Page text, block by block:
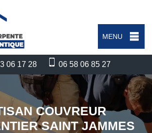
MENU
06 17 28 06 58 06 85 27
COUVREUR
SAINT JAMMES